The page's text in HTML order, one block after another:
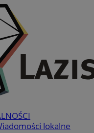
lokalne